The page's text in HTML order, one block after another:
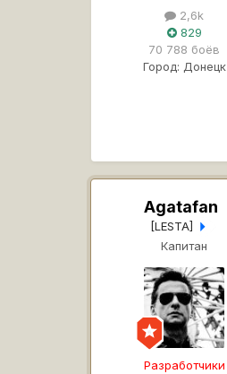
2,6k
829
70 788 боёв
Город: Донецк
Agatafan
[LESTA]
Капитан
Разработчики